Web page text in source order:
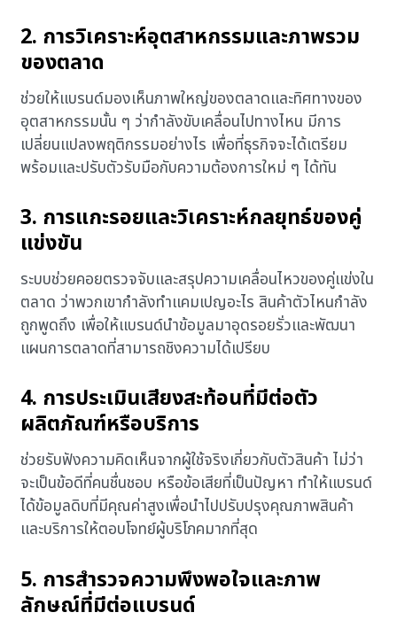
2. การวิเคราะห์อุตสาหกรรมและภาพรวม
ของตลาด
ช่วยให้แบรนด์มองเห็นภาพใหญ่ของตลาดและทิศทางของ
อุตสาหกรรมนั้น ๆ ว่ากำลังขับเคลื่อนไปทางไหน มีการ
เปลี่ยนแปลงพฤติกรรมอย่างไร เพื่อที่ธุรกิจจะได้เตรียม
พร้อมและปรับตัวรับมือกับความต้องการใหม่ ๆ ได้ทัน
3. การแกะรอยและวิเคราะห์กลยุทธ์ของคู่
แข่งขัน
ระบบช่วยคอยตรวจจับและสรุปความเคลื่อนไหวของคู่แข่งใน
ตลาด ว่าพวกเขากำลังทำแคมเปญอะไร สินค้าตัวไหนกำลัง
ถูกพูดถึง เพื่อให้แบรนด์นำข้อมูลมาอุดรอยรั่วและพัฒนา
แผนการตลาดที่สามารถชิงความได้เปรียบ
4. การประเมินเสียงสะท้อนที่มีต่อตัว
ผลิตภัณฑ์หรือบริการ
ช่วยรับฟังความคิดเห็นจากผู้ใช้จริงเกี่ยวกับตัวสินค้า ไม่ว่า
จะเป็นข้อดีที่คนชื่นชอบ หรือข้อเสียที่เป็นปัญหา ทำให้แบรนด์
ได้ข้อมูลดิบที่มีคุณค่าสูงเพื่อนำไปปรับปรุงคุณภาพสินค้า
และบริการให้ตอบโจทย์ผู้บริโภคมากที่สุด
5. การสำรวจความพึงพอใจและภาพ
ลักษณ์ที่มีต่อแบรนด์